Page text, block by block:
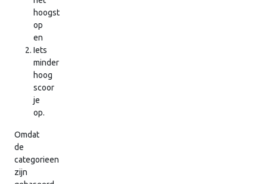
hoogst
op
en
Iets
minder
hoog
scoor
je
op.
Omdat
de
categorieen
zijn